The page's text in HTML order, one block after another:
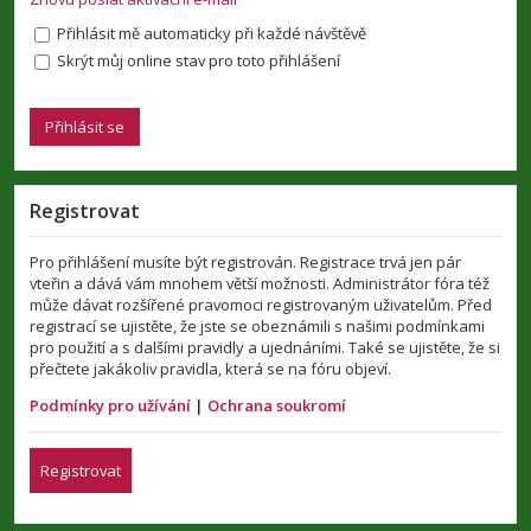
Přihlásit mě automaticky při každé návštěvě
Skrýt můj online stav pro toto přihlášení
Registrovat
Pro přihlášení musíte být registrován. Registrace trvá jen pár
vteřin a dává vám mnohem větší možnosti. Administrátor fóra též
může dávat rozšířené pravomoci registrovaným uživatelům. Před
registrací se ujistěte, že jste se obeznámili s našimi podmínkami
pro použití a s dalšími pravidly a ujednáními. Také se ujistěte, že si
přečtete jakákoliv pravidla, která se na fóru objeví.
Podmínky pro užívání | Ochrana soukromí
Registrovat